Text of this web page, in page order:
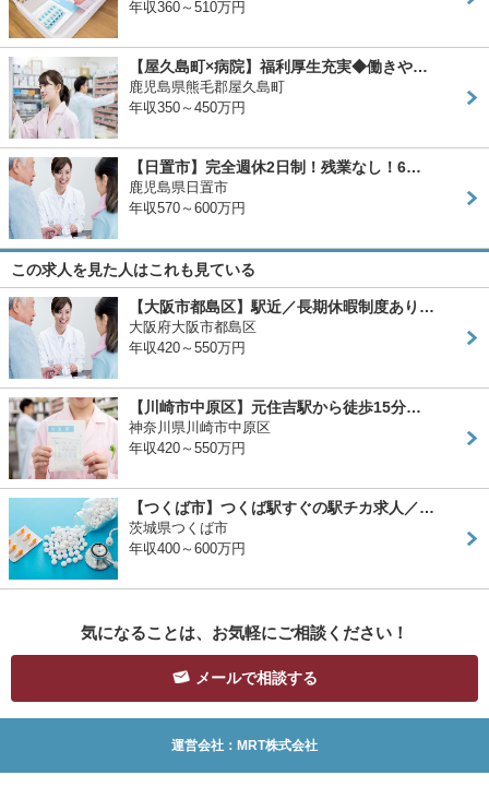
年収360～510万円
【屋久島町×病院】福利厚生充実◆働きや…
鹿児島県熊毛郡屋久島町
年収350～450万円
【日置市】完全週休2日制！残業なし！6…
鹿児島県日置市
年収570～600万円
この求人を見た人はこれも見ている
【大阪市都島区】駅近／長期休暇制度あり…
大阪府大阪市都島区
年収420～550万円
【川崎市中原区】元住吉駅から徒歩15分…
神奈川県川崎市中原区
年収420～550万円
【つくば市】つくば駅すぐの駅チカ求人／…
茨城県つくば市
年収400～600万円
気になることは、お気軽にご相談ください！
メールで相談する
運営会社：MRT株式会社